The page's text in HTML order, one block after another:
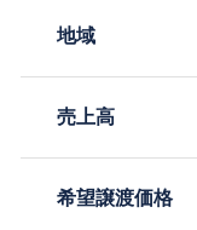
地域
売上高
希望譲渡価格